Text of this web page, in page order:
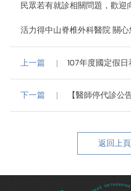
民眾若有就診相關問題，歡迎
活力得中山脊椎外科醫院 關心
上一篇 107年度國定假
下一篇 【醫師停代診公
返回上頁